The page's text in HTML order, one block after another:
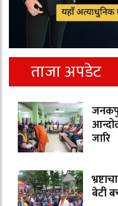
ताजा अपडेट
जारि
बेटी